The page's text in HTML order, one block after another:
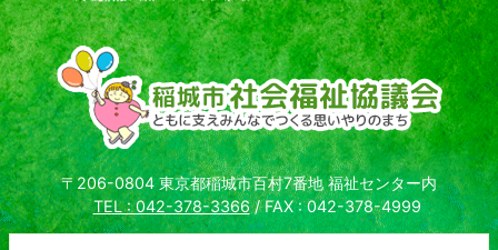
〒206-0804 東京都稲城市百村7番地 福祉センター内
TEL : 042-378-3366/ FAX : 042-378-4999